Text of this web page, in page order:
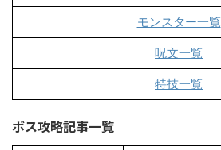
モンスター一覧
呪文一覧
特技一覧
ボス攻略記事一覧